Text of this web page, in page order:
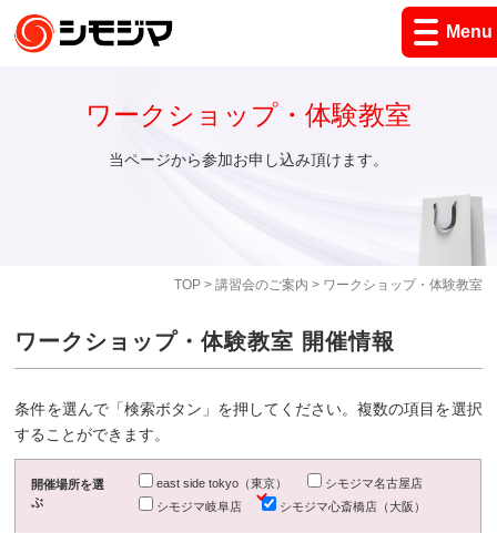
Menu
TOP> 講習会のご案内 > ワークショップ・体験教室
ワークショップ・体験教室
当ページから参加お申し込み頂けます。
ワークショップ・体験教室 開催情報
条件を選んで「検索ボタン」を押してください。複数の項目を選択
することができます。
開催場所を選
ぶ
east side tokyo（東京）
シモジマ名古屋店
シモジマ岐阜店
シモジマ心斎橋店（大阪）